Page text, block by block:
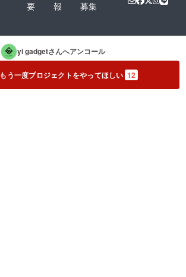
要
報
募集
yi gadgetさんへアンコール
もう一度プロジェクトをやってほしい 12